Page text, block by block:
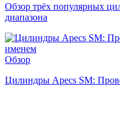
Обзор трёх популярных
диапазона
Обзор
Цилиндры Apecs SM: